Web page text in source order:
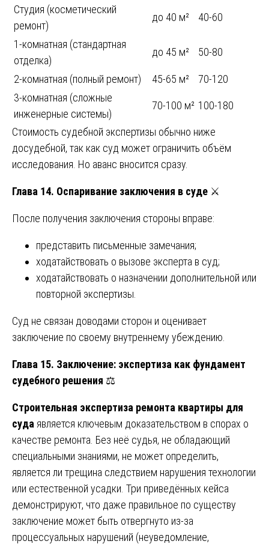
Студия (косметический
ремонт)
до 40 м² 40-60
1-комнатная (стандартная
отделка)
до 45 м² 50-80
2-комнатная (полный ремонт) 45-65 м²
70-120
3-комнатная (сложные
инженерные системы)
70-100 м² 100-180
Стоимость судебной экспертизы обычно ниже
досудебной, так как суд может ограничить объём
исследования. Но аванс вносится сразу.
Глава 14. Оспаривание заключения в суде ⚔️
После получения заключения стороны вправе:
представить письменные замечания;
ходатайствовать о вызове эксперта в суд;
ходатайствовать о назначении дополнительной или
повторной экспертизы.
Суд не связан доводами сторон и оценивает
заключение по своему внутреннему убеждению.
Глава 15. Заключение: экспертиза как фундамент
судебного решения ⚖️
Строительная экспертиза ремонта квартиры для
суда является ключевым доказательством в спорах о
качестве ремонта. Без неё судья, не обладающий
специальными знаниями, не может определить,
является ли трещина следствием нарушения технологии
или естественной усадки. Три приведённых кейса
демонстрируют, что даже правильное по существу
заключение может быть отвергнуто из-за
процессуальных нарушений (неуведомление,